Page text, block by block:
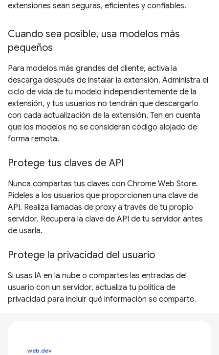
extensiones sean seguras, eficientes y confiables.
Cuando sea posible, usa modelos más
pequeños
Para modelos más grandes del cliente, activa la
descarga después de instalar la extensión. Administra el
ciclo de vida de tu modelo independientemente de la
extensión, y tus usuarios no tendrán que descargarlo
con cada actualización de la extensión. Ten en cuenta
que los modelos no se consideran código alojado de
forma remota.
Protege tus claves de API
Nunca compartas tus claves con Chrome Web Store.
Pídeles a los usuarios que proporcionen una clave de
API. Realiza llamadas de proxy a través de tu propio
servidor. Recupera la clave de API de tu servidor antes
de usarla.
Protege la privacidad del usuario
Si usas IA en la nube o compartes las entradas del
usuario con un servidor, actualiza tu política de
privacidad para incluir qué información se comparte.
web.dev